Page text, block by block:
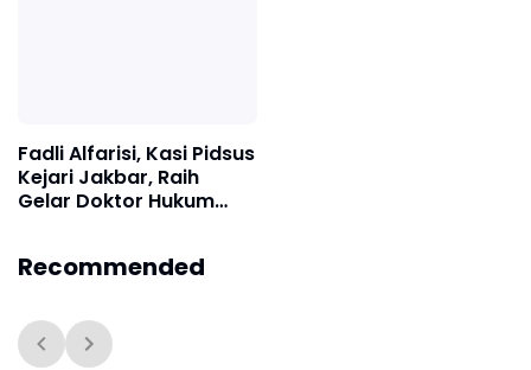
Fadli Alfarisi, Kasi Pidsus
Kejari Jakbar, Raih
Gelar Doktor Hukum
Recommended